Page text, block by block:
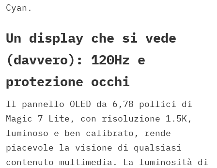
Cyan.
Un display che si vede
(davvero): 120Hz e
protezione occhi
Il pannello OLED da 6,78 pollici di
Magic 7 Lite, con risoluzione 1.5K,
luminoso e ben calibrato, rende
piacevole la visione di qualsiasi
contenuto multimedia. La luminosità di